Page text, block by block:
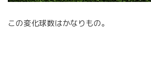
この変化球数はかなりもの。